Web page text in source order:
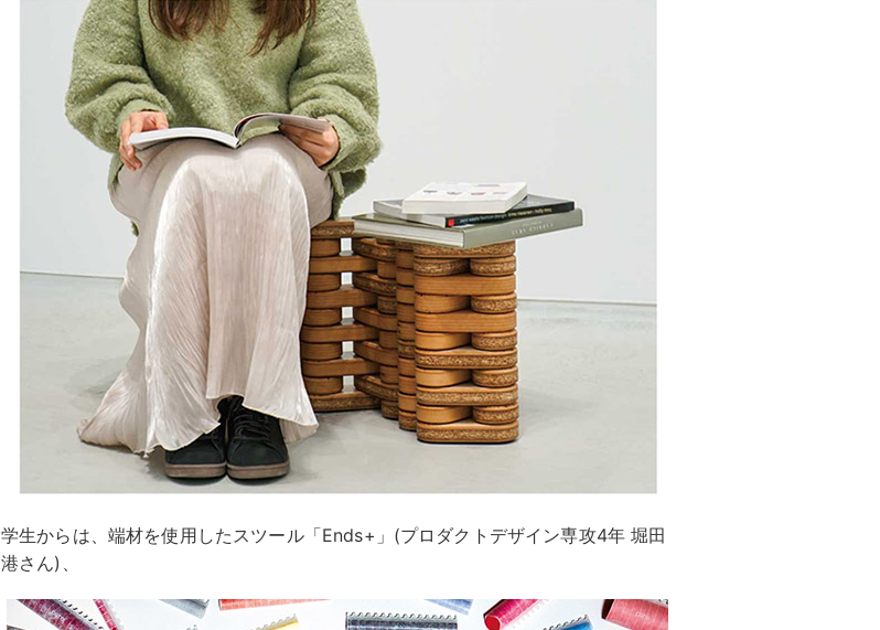
学生からは、端材を使用したスツール「Ends+」(プロダクトデザイン専攻4年 堀田
港さん)、